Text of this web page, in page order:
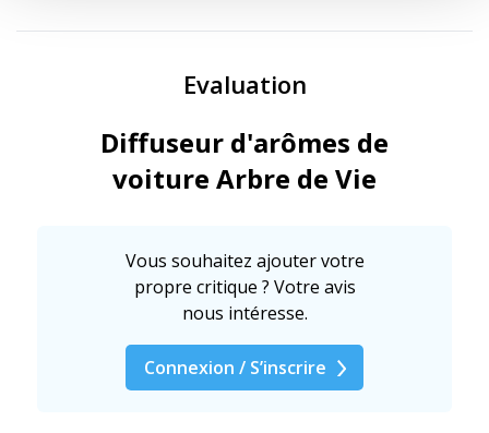
Evaluation
Diffuseur d'arômes de
voiture Arbre de Vie
Vous souhaitez ajouter votre
propre critique ? Votre avis
nous intéresse.
Connexion / S’inscrire